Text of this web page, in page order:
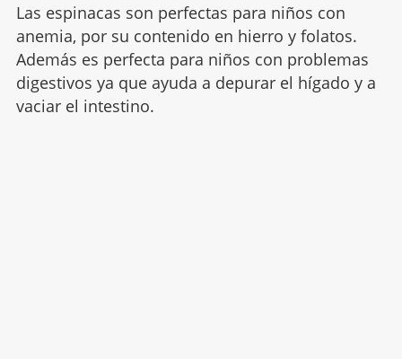
Las espinacas son perfectas para niños con
anemia, por su contenido en hierro y folatos.
Además es perfecta para niños con problemas
digestivos ya que ayuda a depurar el hígado y a
vaciar el intestino.